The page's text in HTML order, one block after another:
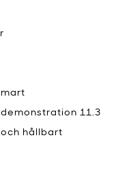
11.3
hållbart